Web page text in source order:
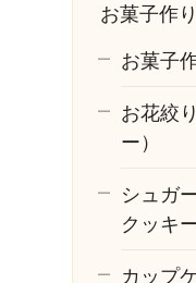
お菓子作り
お菓子
お花絞
ー）
シュガ
クッキ
カップ